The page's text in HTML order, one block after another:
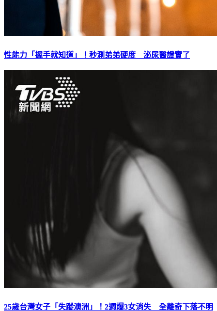
性能力「握手就知道」！秒測弟弟硬度 泌尿醫證實了
25歲台灣女子「失蹤澳洲」！2週爆3女消失 全離奇下落不明